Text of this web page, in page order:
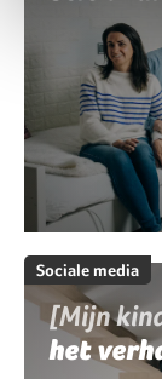
Sociale media
[Mijn
het